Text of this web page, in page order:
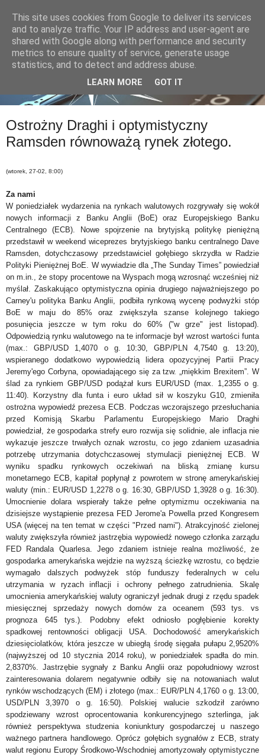
Ostrożny Draghi i optymistyczny
Ramsden równoważą rynek złotego.
(wtorek, 27-02, 8:00)
Za nami
W poniedziałek wydarzenia na rynkach walutowych rozgrywały się wokół
nowych informacji z Banku Anglii (BoE) oraz Europejskiego Banku
Centralnego (ECB). Nowe spojrzenie na brytyjską politykę pieniężną
przedstawił w weekend wiceprezes brytyjskiego banku centralnego Dave
Ramsden, dotychczasowy przedstawiciel gołębiego skrzydła w Radzie
Polityki Pieniężnej BoE. W wywiadzie dla „The Sunday Times” powiedział
on m.in., że stopy procentowe na Wyspach mogą wzrosnąć wcześniej niż
myślał. Zaskakująco optymistyczna opinia drugiego najważniejszego po
Carney'u polityka Banku Anglii, podbiła rynkową wycenę podwyżki stóp
BoE w maju do 85% oraz zwiększyła szanse kolejnego takiego
posunięcia jeszcze w tym roku do 60% ("w grze" jest listopad).
Odpowiedzią rynku walutowego na te informacje był wzrost wartości funta
(max.: GBP/USD 1,4070 o g. 10:30, GBP/PLN 4,7540 g. 13:20)
wspieranego dodatkowo wypowiedzią lidera opozycyjnej Partii Pracy
Jeremy'ego Corbyna, opowiadającego się za tzw. „miękkim Brexitem”. W
ślad za rynkiem GBP/USD podążał kurs EUR/USD (max. 1,2355 o g.
11:40). Korzystny dla funta i euro układ sił w koszyku G10, zmieniła
ostrożna wypowiedź prezesa ECB. Podczas wczorajszego przesłuchania
przed Komisją Skarbu Parlamentu Europejskiego Mario Draghi
powiedział, że gospodarka strefy euro rozwija się solidnie, ale inflacja nie
wykazuje jeszcze trwałych oznak wzrostu, co jego zdaniem uzasadnia
potrzebę utrzymania dotychczasowej stymulacji pieniężnej ECB. W
wyniku spadku rynkowych oczekiwań na bliską zmianę kursu
monetarnego ECB, kapitał popłynął z powrotem w stronę amerykańskiej
waluty (min.: EUR/USD 1,2278 o g. 16:30, GBP/USD 1,3928 o g. 16:30).
Umocnienie dolara wspierały także pełne optymizmu oczekiwania na
dzisiejsze wystąpienie prezesa FED Jerome'a Powella przed Kongresem
USA (więcej na ten temat w części "Przed nami"). Atrakcyjność zielonej
waluty zwiększyła również jastrzębia wypowiedź nowego członka zarządu
FED Randala Quarlesa. Jego zdaniem istnieje realna możliwość, że
gospodarka amerykańska wejdzie na wyższą ścieżkę wzrostu, co będzie
wymagało dalszych podwyżek stóp funduszy federalnych w celu
utrzymania w ryzach inflacji i ochrony pełnego zatrudnienia.
Skalę
umocnienia amerykańskiej waluty ograniczył jednak drugi z rzędu spadek
miesięcznej sprzedaży nowych domów za oceanem (593 tys. vs
prognoza 645 tys.). Podobny efekt odniosło pogłębienie korekty
spadkowej rentowności obligacji USA. Dochodowość amerykańskich
dziesięciolatków, która jeszcze w ubiegłą środę sięgała pułapu 2,9520%
(najwyższej od 10 stycznia 2014 roku), w poniedziałek spadła do min.
2,8370%. Jastrzębie sygnały z Banku Anglii oraz popołudniowy wzrost
zainteresowania dolarem negatywnie odbiły się na notowaniach walut
rynków wschodzących (EM) i złotego (max.: EUR/PLN 4,1760 o g. 13:00,
USD/PLN 3,3970 o g. 16:50). Polskiej walucie szkodził zarówno
spodziewany wzrost oprocentowania konkurencyjnego szterlinga, jak
również perspektywa studzenia koniunktury gospodarczej u naszego
ważnego partnera handlowego. Oprócz gołębich sygnałów z ECB, straty
walut regionu Europy Środkowo-Wschodniej amortyzowały optymistyczne
This site uses cookies from Google to deliver its services
and to analyze traffic. Your IP address and user-agent are
shared with Google along with performance and security
metrics to ensure quality of service, generate usage
statistics, and to detect and address abuse.
LEARN MORE GOT IT